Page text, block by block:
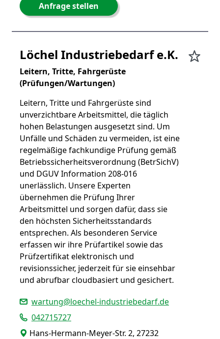
Anfrage stellen
Löchel Industriebedarf e.K.
Leitern, Tritte, Fahrgerüste
(Prüfungen/Wartungen)
Leitern, Tritte und Fahrgerüste sind
unverzichtbare Arbeitsmittel, die täglich
hohen Belastungen ausgesetzt sind. Um
Unfälle und Schäden zu vermeiden, ist eine
regelmäßige fachkundige Prüfung gemäß
Betriebssicherheitsverordnung (BetrSichV)
und DGUV Information 208-016
unerlässlich. Unsere Experten
übernehmen die Prüfung Ihrer
Arbeitsmittel und sorgen dafür, dass sie
den höchsten Sicherheitsstandards
entsprechen. Als besonderen Service
erfassen wir ihre Prüfartikel sowie das
Prüfzertifikat elektronisch und
revisionssicher, jederzeit für sie einsehbar
und abrufbar cloudbasiert und gesichert.
wartung@loechel-industriebedarf.de
042715727
Hans-Hermann-Meyer-Str. 2, 27232